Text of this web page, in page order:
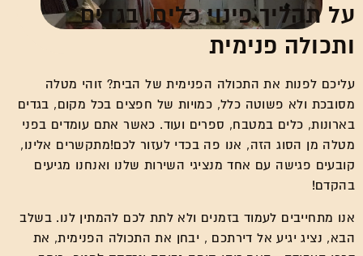
על תהליך פינוי כלים, בגדים
ותכולה פנימית
עליכם לפנות את התכולה הפנימית של הבית? זוהי מטלה
מסובכת ולא פשוטה כלל, כמויות של חפצים בכל מקום, בגדים
בארונות, כלים במטבח, ספרים ועוד. כאשר אתם עומדים בפני
מטלה מן הסוג הזה, אנו פה בכדי לעזור לכם!מתקשרים אלינו,
קובעים פגישה עם אחד מנציגי השירות שלנו ואנחנו מגיעים
בהקדם!
אנו מתחייבים לעמוד בזמנים ולא לתת לכם להמתין לנו. בשלב
הבא, נציג יגיע אל דירתכם , יבחן את התכולה הפנימית, את